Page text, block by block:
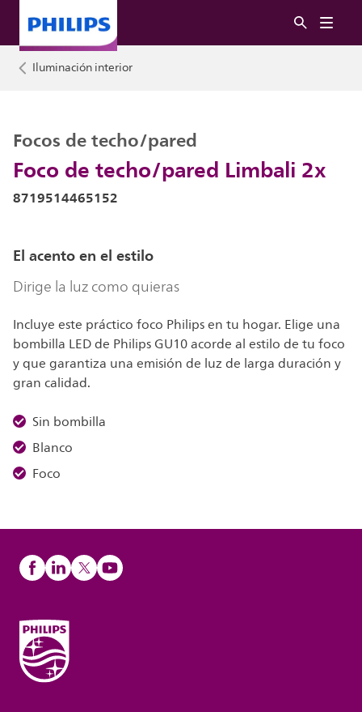
Iluminación interior
Foco de techo/pared Limbali 2x
Focos de techo/pared
8719514465152
El acento en el estilo
Dirige la luz como quieras
Incluye este práctico foco Philips en tu hogar. Elige una
bombilla LED de Philips GU10 acorde al estilo de tu foco
y que garantiza una emisión de luz de larga duración y
gran calidad.
Sin bombilla
Blanco
Foco